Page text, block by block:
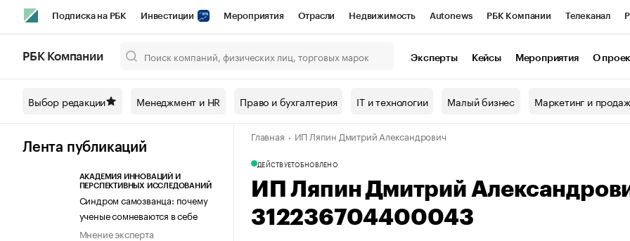
Подписка на РБК Инвестиции Мероприятия Отрасли Недвижимость Autonews РБК Компании Телеканал
Спецпроекты СПб Конференции СПб Спецпроекты Проверка контрагентов
Технологии и медиа Рынок наличной валюты
РБК Компании Эксперты Кейсы Мероприятия О
Выбор редакции Менеджмент и HR Право и бухгалтерия IT и технологии Малый бизнес Маркетинг и
Лента публикаций
АКАДЕМИЯ ИННОВАЦИЙ И
ПЕРСПЕКТИВНЫХ ИССЛЕДОВАНИЙ
Синдром самозванца: почему
ученые сомневаются в себе
Мнение эксперта
Главная ИП Ляпин Дмитрий Александрович
ДЕЙСТВУЕТОБНОВЛЕНО
ИП Ляпин Дмитрий
312236704400043